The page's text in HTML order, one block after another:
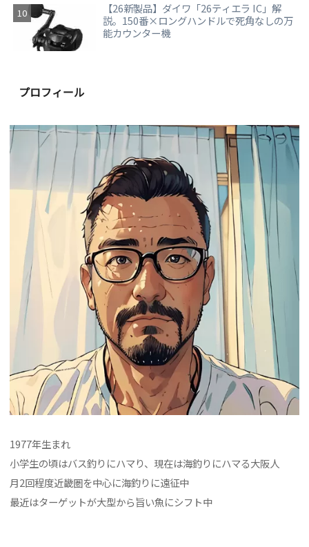
【26新製品】ダイワ「26ティエラ IC」解
説。150番×ロングハンドルで死角なしの万
能カウンター機
プロフィール
1977年生まれ
小学生の頃はバス釣りにハマり、現在は海釣りにハマる大阪人
月2回程度近畿圏を中心に海釣りに遠征中
最近はターゲットが大型から旨い魚にシフト中